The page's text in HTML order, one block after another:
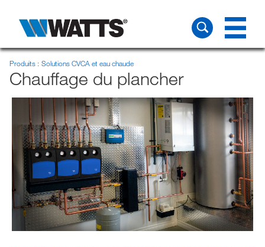
Produits Solutions CVCA et eau chaude
Chauffage du plancher